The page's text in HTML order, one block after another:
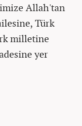
Allah'tan
Türk
milletine
yer